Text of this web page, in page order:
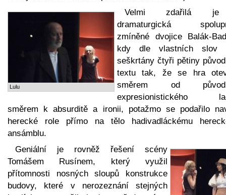
Lulu
Velmi zdařilá
dramaturgická
zmíněné dvojice Balák-
kdy dle vlastních slov
seškrtány čtyři pětiny
textu tak, že se hra
směrem od
expresionistického
směrem k absurditě a ironii, potažmo se podařilo
herecké role přímo na tělo hadivadláckému
ansámblu.
Geniální je rovněž řešení scény
Tomášem Rusínem, který využil
přítomnosti nosných sloupů konstrukce
budovy, které v nerozeznání stejných